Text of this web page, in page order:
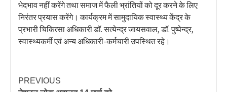
भेदभाव नहीं करेंगे तथा समाज में फैली भ्रांतियों को दूर करने के लिए
निरंतर प्रयास करेंगे। कार्यक्रम में सामुदायिक स्वास्थ्य केंद्र के
प्रभारी चिकित्सा अधिकारी डॉ. सत्येन्द्र जायसवाल, डॉ. पुष्पेन्द्र,
स्वास्थ्यकर्मी एवं अन्य अधिकारी-कर्मचारी उपस्थित रहे।
PREVIOUS